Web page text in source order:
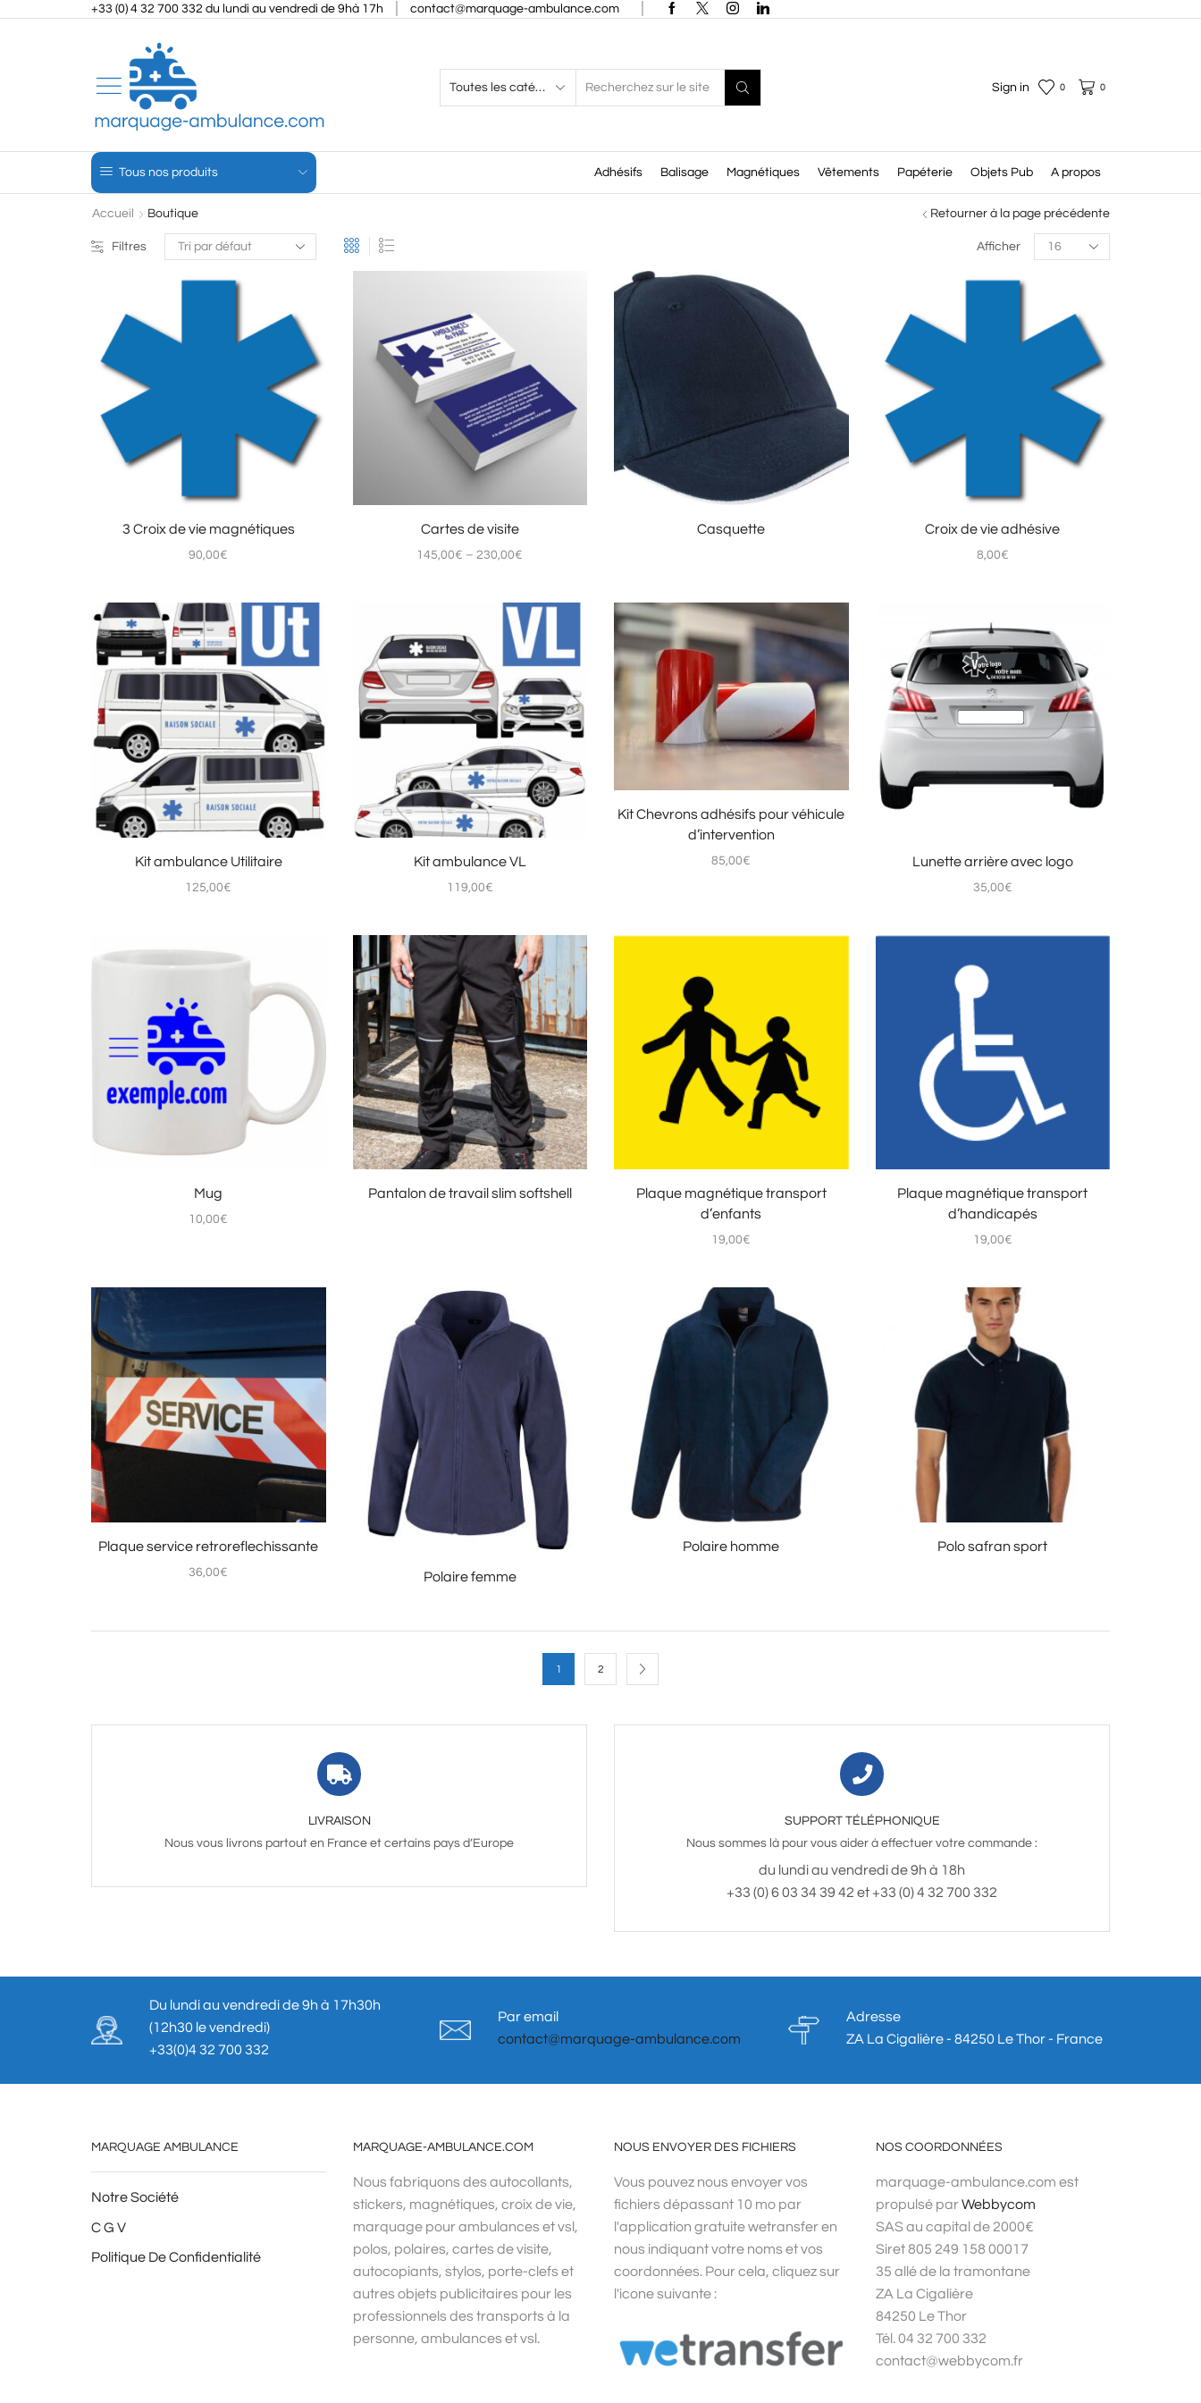
+33 (0) 4 32 700 332 du lundi au vendredi de 9hà 17h contact@marquage-ambulance.com
Search
Sign in 0 0
Tous nos produits Adhésifs Balisage Magnétiques Vêtements Papéterie Objets Pub A propos
Accueil Boutique Retourner à la page précédente
Filtres Afficher
Products
per
3 Croix de vie magnétiques
90,00€
Cartes de visite
145,00€ –230,00€
Casquette Croix de vie adhésive
8,00€
Kit ambulance Utilitaire
125,00€
Kit ambulance VL
119,00€
Kit Chevrons adhésifs pour véhicule
d’intervention
85,00€ Lunette arrière avec logo
35,00€
Mug
10,00€
Pantalon de travail slim softshell
Plaque magnétique transport
d’enfants
19,00€
Plaque magnétique transport
d’handicapés
19,00€
Plaque service retroreflechissante
36,00€ Polaire femme
Polaire homme Polo safran sport
1 2
LIVRAISON
Nous vous livrons partout en France et certains pays d’Europe
SUPPORT TÉLÉPHONIQUE
Nous sommes là pour vous aider à effectuer votre commande :
du lundi au vendredi de 9h à 18h
+33 (0) 6 03 34 39 42 et +33 (0) 4 32 700 332
Du lundi au vendredi de 9h à 17h30h
(12h30 le vendredi)
+33(0)4 32 700 332
Par email
contact@marquage-ambulance.com
Adresse
ZA La Cigalière - 84250 Le Thor - France
MARQUAGE AMBULANCE
Notre Société
C G V
Politique De Confidentialité
MARQUAGE-AMBULANCE.COM
Nous fabriquons des autocollants,
stickers, magnétiques, croix de vie,
marquage pour ambulances et vsl,
polos, polaires, cartes de visite,
autocopiants, stylos, porte-clefs et
autres objets publicitaires pour les
professionnels des transports à la
personne, ambulances et vsl.
NOUS ENVOYER DES FICHIERS
Vous pouvez nous envoyer vos
fichiers dépassant 10 mo par
l'application gratuite wetransfer en
nous indiquant votre noms et vos
coordonnées. Pour cela, cliquez sur
l'icone suivante :
NOS COORDONNÉES
marquage-ambulance.com est
propulsé parWebbycom
SAS au capital de 2000€
Siret 805 249 158 00017
35 allé de la tramontane
ZA La Cigalière
84250 Le Thor
Tél. 04 32 700 332
contact@webbycom.fr